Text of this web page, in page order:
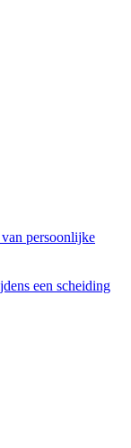
persoonlijke
een scheiding